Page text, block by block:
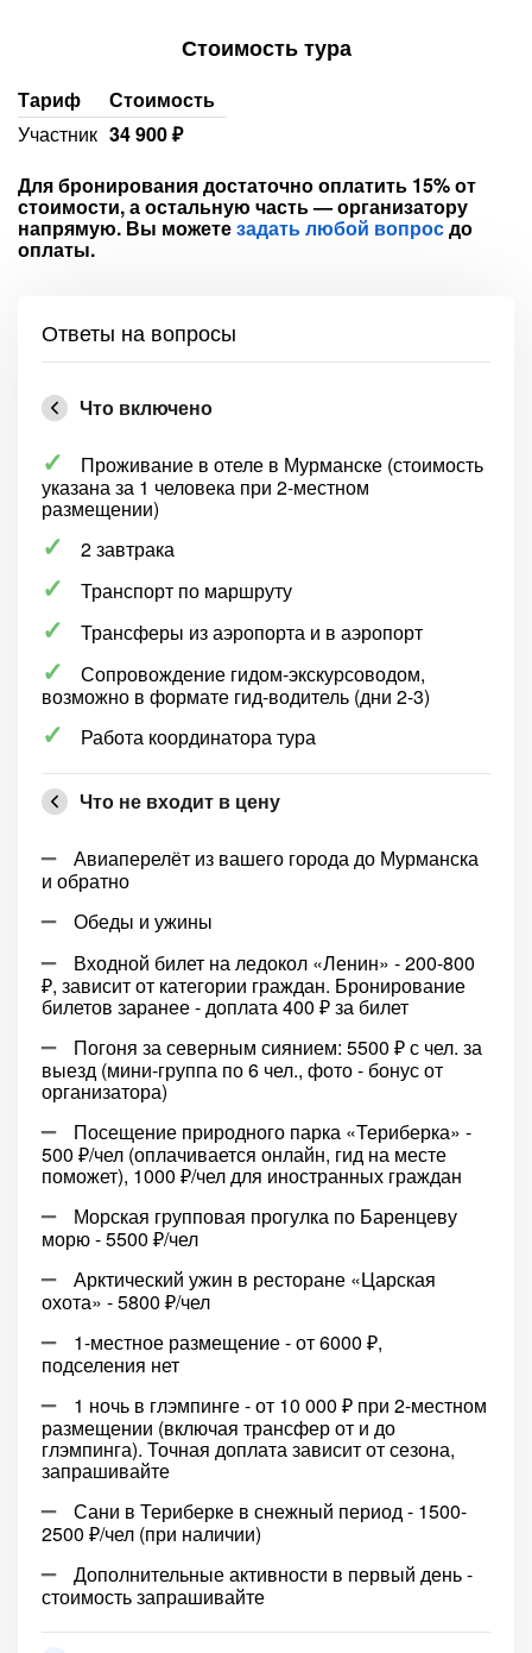
Стоимость тура
Тариф
Стоимость
Участник 34 900 ₽
Для бронирования достаточно оплатить 15% от
стоимости, а остальную часть — организатору
напрямую. Вы можетезадать любой вопросдо
оплаты.
Ответы на вопросы
Что включено
Проживание в отеле в Мурманске (стоимость
указана за 1 человека при 2-местном
размещении)
2 завтрака
Транспорт по маршруту
Трансферы из аэропорта и в аэропорт
Сопровождение гидом-экскурсоводом,
возможно в формате гид-водитель (дни 2-3)
Работа координатора тура
Что не входит в цену
Авиаперелёт из вашего города до Мурманска
и обратно
Обеды и ужины
Входной билет на ледокол «Ленин» - 200-800
₽, зависит от категории граждан. Бронирование
билетов заранее - доплата 400 ₽ за билет
Погоня за северным сиянием: 5500 ₽ с чел. за
выезд (мини-группа по 6 чел., фото - бонус от
организатора)
Посещение природного парка «Териберка» -
500 ₽/чел (оплачивается онлайн, гид на месте
поможет), 1000 ₽/чел для иностранных граждан
Морская групповая прогулка по Баренцеву
морю - 5500 ₽/чел
Арктический ужин в ресторане «Царская
охота» - 5800 ₽/чел
1-местное размещение - от 6000 ₽,
подселения нет
1 ночь в глэмпинге - от 10 000 ₽ при 2-местном
размещении (включая трансфер от и до
глэмпинга). Точная доплата зависит от сезона,
запрашивайте
Сани в Териберке в снежный период - 1500-
2500 ₽/чел (при наличии)
Дополнительные активности в первый день -
стоимость запрашивайте